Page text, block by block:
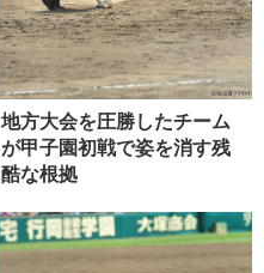
地方大会を圧勝したチーム
が甲子園初戦で姿を消す残
酷な根拠